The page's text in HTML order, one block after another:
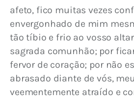
afeto, fico muitas vezes
envergonhado de mim
tão tíbio e frio ao vosso
sagrada comunhão; por
fervor de coração; por não
abrasado diante de vós,
veementemente atraído e